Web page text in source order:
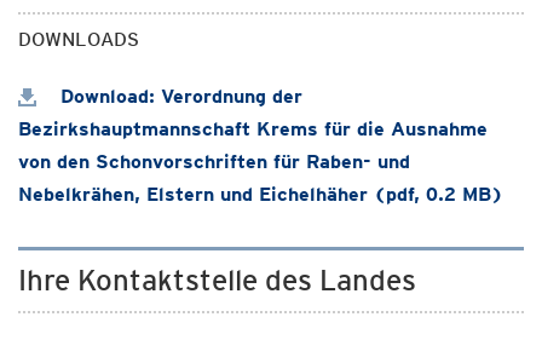
DOWNLOADS
Download: Verordnung der
Bezirkshauptmannschaft Krems für die Ausnahme
von den Schonvorschriften für Raben- und
Nebelkrähen, Elstern und Eichelhäher (pdf, 0.2 MB)
Ihre Kontaktstelle des Landes